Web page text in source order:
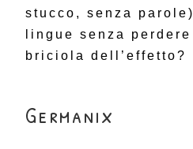
stucco, senza
lingue senza
briciola dell’effetto?
Germanix